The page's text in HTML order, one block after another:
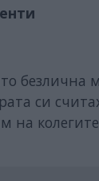
безлична
си
на